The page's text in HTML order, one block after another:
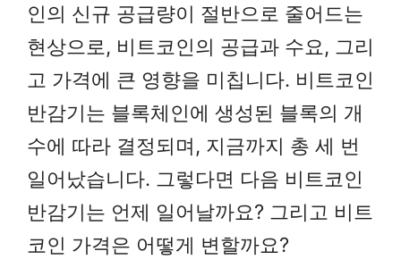
인의 신규 공급량이 절반으로 줄어드는
현상으로, 비트코인의 공급과 수요, 그리
고 가격에 큰 영향을 미칩니다. 비트코인
반감기는 블록체인에 생성된 블록의 개
수에 따라 결정되며, 지금까지 총 세 번
일어났습니다. 그렇다면 다음 비트코인
반감기는 언제 일어날까요? 그리고 비트
코인 가격은 어떻게 변할까요?